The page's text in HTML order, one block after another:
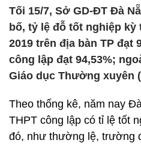
Tối 15/7, Sở GD-ĐT Đà
bố, tỷ lệ đỗ tốt nghiệp kỳ
2019 trên địa bàn TP đạt
công lập đạt 94,53%;
Giáo dục Thường xuyên
Theo thống kê, năm nay
THPT công lập có tỉ lệ tốt
đó, như thường lệ, trường